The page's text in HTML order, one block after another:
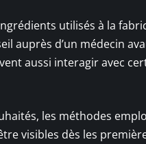
utilisés à la
auprès d’un médecin
aussi interagir avec
les méthodes
visibles dès les